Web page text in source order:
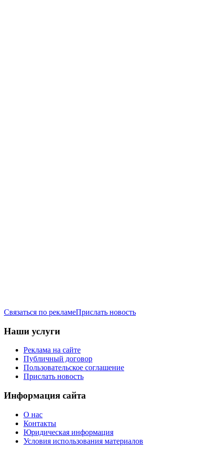
Связаться по рекламеПрислать новость
Наши услуги
Реклама на сайте
Публичный договор
Пользовательское соглашение
Прислать новость
Информация сайта
О нас
Контакты
Юридическая информация
Условия использования материалов